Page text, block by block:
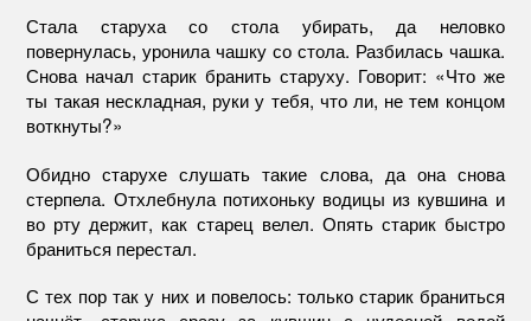
Стала старуха со стола убирать, да неловко
повернулась, уронила чашку со стола. Разбилась чашка.
Снова начал старик бранить старуху. Говорит: «Что же
ты такая нескладная, руки у тебя, что ли, не тем концом
воткнуты?»
Обидно старухе слушать такие слова, да она снова
стерпела. Отхлебнула потихоньку водицы из кувшина и
во рту держит, как старец велел. Опять старик быстро
браниться перестал.
С тех пор так у них и повелось: только старик браниться